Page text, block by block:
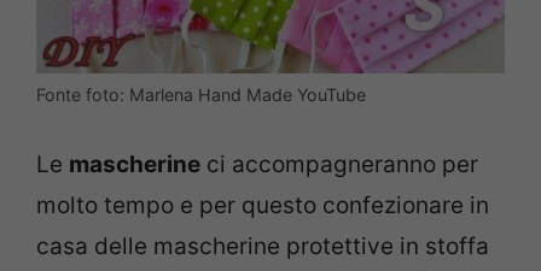
Fonte foto: Marlena Hand Made YouTube
Le mascherine ci accompagneranno per
molto tempo e per questo confezionare in
casa delle mascherine protettive in stoffa